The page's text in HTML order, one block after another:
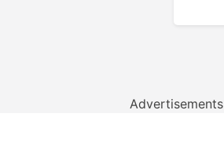
Advertisements